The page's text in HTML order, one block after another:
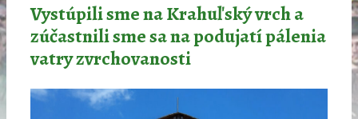
Vystúpili sme na Krahuľský vrch a
zúčastnili sme sa na podujatí pálenia
vatry zvrchovanosti